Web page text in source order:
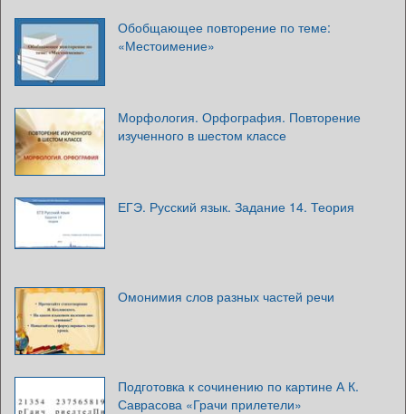
Обобщающее повторение по теме:
«Местоимение»
Морфология. Орфография. Повторение
изученного в шестом классе
ЕГЭ. Русский язык. Задание 14. Теория
Омонимия слов разных частей речи
Подготовка к сочинению по картине А К.
Саврасова «Грачи прилетели»